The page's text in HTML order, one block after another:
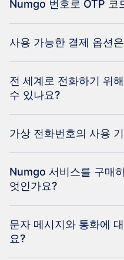
Numgo 번호로 OTP 코
사용 가능한 결제 옵션
전 세계로 전화하기 위
수 있나요?
가상 전화번호의 사용
Numgo 서비스를 구매
엇인가요?
문자 메시지와 통화에
요?